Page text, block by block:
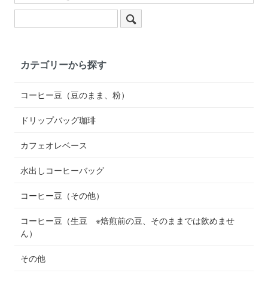
カテゴリーから探す
コーヒー豆（豆のまま、粉）
ドリップバッグ珈琲
カフェオレベース
水出しコーヒーバッグ
コーヒー豆（その他）
コーヒー豆（生豆 ※焙煎前の豆、そのままでは飲めませ
ん）
その他